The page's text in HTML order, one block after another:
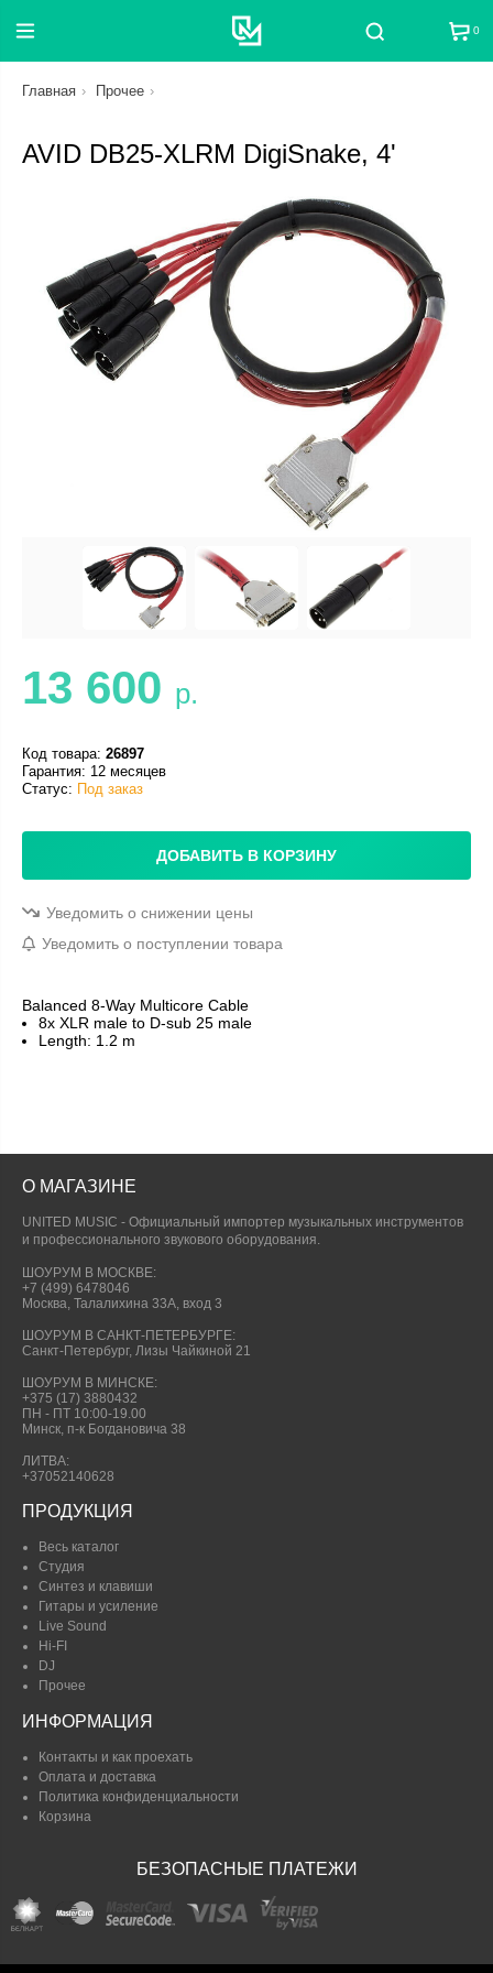
Поиск 0
Главная Прочее
AVID DB25-XLRM DigiSnake, 4'
13 600 р.
Код товара: 26897
Гарантия: 12 месяцев
Статус: Под заказ
ДОБАВИТЬ В КОРЗИНУ
Уведомить о снижении цены
Уведомить о поступлении товара
Balanced 8-Way Multicore Cable
8x XLR male to D-sub 25 male
Length: 1.2 m
О МАГАЗИНЕ
UNITED MUSIC - Официальный импортер музыкальных инструментов
и профессионального звукового оборудования.
ШОУРУМ В МОСКВЕ:
+7 (499) 6478046
Москва, Талалихина 33А, вход 3
ШОУРУМ В САНКТ-ПЕТЕРБУРГЕ:
Санкт-Петербург, Лизы Чайкиной 21
ШОУРУМ В МИНСКЕ:
+375 (17) 3880432
ПН - ПТ 10:00-19.00
Минск, п-к Богдановича 38
ЛИТВА:
+37052140628
ПРОДУКЦИЯ
Весь каталог
Студия
Синтез и клавиши
Гитары и усиление
Live Sound
Hi-FI
DJ
Прочее
ИНФОРМАЦИЯ
Контакты и как проехать
Оплата и доставка
Политика конфиденциальности
Корзина
БЕЗОПАСНЫЕ ПЛАТЕЖИ